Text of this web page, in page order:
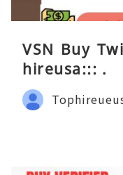
VSN Buy
hireusa::: .